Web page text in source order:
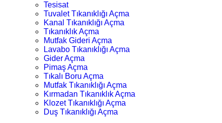
Tesisat
Tuvalet Tıkanıklığı Açma
Kanal Tıkanıklığı Açma
Tıkanıklık Açma
Mutfak Gideri Açma
Lavabo Tıkanıklığı Açma
Gider Açma
Pimaş Açma
Tıkalı Boru Açma
Mutfak Tıkanıklığı Açma
Kırmadan Tıkanıklık Açma
Klozet Tıkanıklığı Açma
Duş Tıkanıklığı Açma